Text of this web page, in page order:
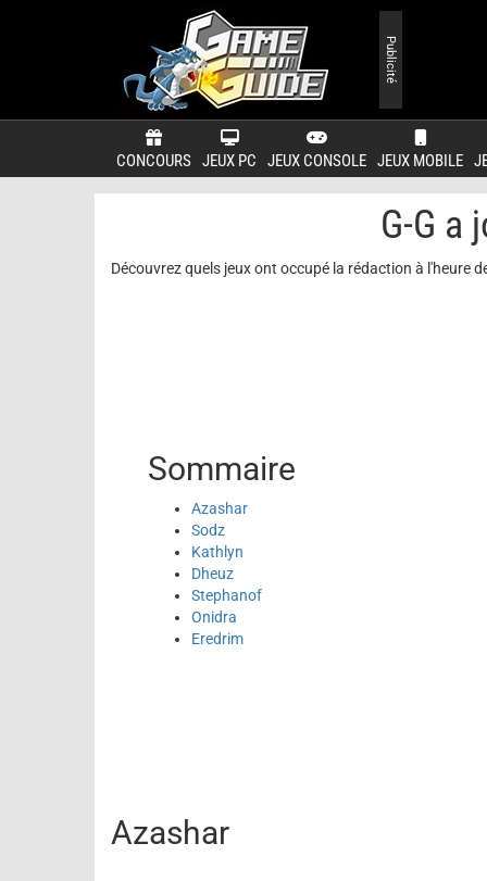
CONCOURS JEUX PC JEUX CONSOLE JEUX MOBILE
Publicité
G-G a
Découvrez quels jeux ont occupé la rédaction à l'heure
Sommaire
Azashar
Sodz
Kathlyn
Dheuz
Stephanof
Onidra
Eredrim
Azashar